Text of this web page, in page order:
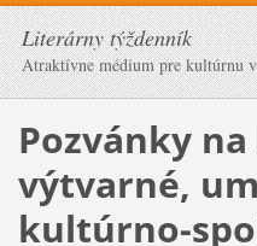
Literárny týždenník
Atraktívne médium pre kultúrnu
Pozvánky
výtvarné,
kultúrno-